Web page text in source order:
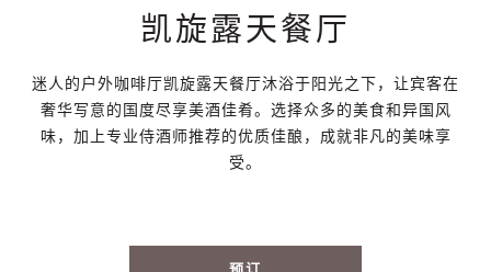
凯旋露天餐厅
迷人的户外咖啡厅凯旋露天餐厅沐浴于阳光之下，让宾客在
奢华写意的国度尽享美酒佳肴。选择众多的美食和异国风
味，加上专业侍酒师推荐的优质佳酿，成就非凡的美味享
受。